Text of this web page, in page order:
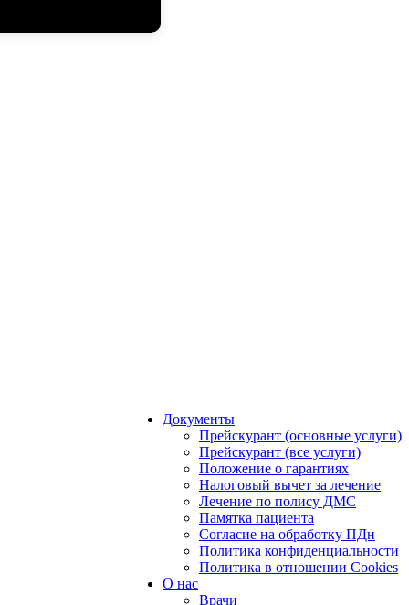
Документы
Прейскурант (основные услуги)
Прейскурант (все услуги)
Положение о гарантиях
Налоговый вычет за лечение
Лечение по полису ДМС
Памятка пациента
Согласие на обработку ПДн
Политика конфиденциальности
Политика в отношении Cookies
О нас
Врачи